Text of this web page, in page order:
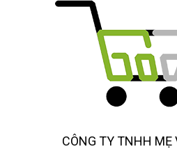
CÔNG TY TNHH MẸ